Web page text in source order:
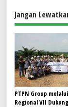
a
s
p
o
s
Jangan
PTPN Group
Regional VII